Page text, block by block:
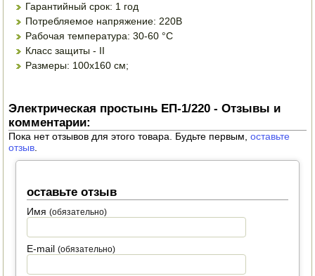
Гарантийный срок: 1 год
Потребляемое напряжение: 220В
Рабочая температура: 30-60 °C
Класс защиты - II
Размеры: 100х160 см;
Электрическая простынь ЕП-1/220 - Отзывы и
комментарии:
Пока нет отзывов для этого товара. Будьте первым,оставьте
отзыв.
оставьте отзыв
Имя(обязательно)
E-mail(обязательно)